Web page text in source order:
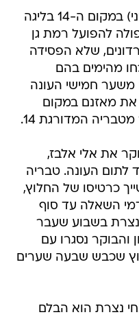
עירוני טבריה נותרה הערב (שני) במקום ה-14 בליגה
כשהפסידה 1:0 בעפולה להפועל רמת גן
ה-19. האורדונים, שלא הפסידה
מהימים בהם
משער חמישי העונה
(26) ושיפרו את מאזנם במקום
את אלי אלבז,
לתום העונה. טבריה
כרטיסו של החלוץ,
השאלה עד סוף
בשבוע שעבר
נסגרו עם
שכבש שבעה שערים
נצרת הוא הבלם